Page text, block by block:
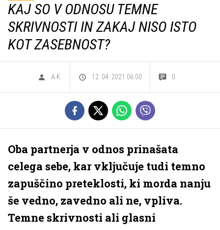
KAJ SO V ODNOSU TEMNE
SKRIVNOSTI IN ZAKAJ NISO ISTO
KOT ZASEBNOST?
A.K. 12. 04. 2021 06.00 0
Oba partnerja v odnos prinašata
celega sebe, kar vključuje tudi temno
zapuščino preteklosti, ki morda nanju
še vedno, zavedno ali ne, vpliva.
Temne skrivnosti ali glasni